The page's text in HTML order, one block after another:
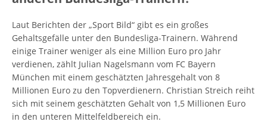
Laut Berichten der „Sport Bild“ gibt es ein großes
Gehaltsgefälle unter den Bundesliga-Trainern. Während
einige Trainer weniger als eine Million Euro pro Jahr
verdienen, zählt Julian Nagelsmann vom FC Bayern
München mit einem geschätzten Jahresgehalt von 8
Millionen Euro zu den Topverdienern. Christian Streich reiht
sich mit seinem geschätzten Gehalt von 1,5 Millionen Euro
in den unteren Mittelfeldbereich ein.